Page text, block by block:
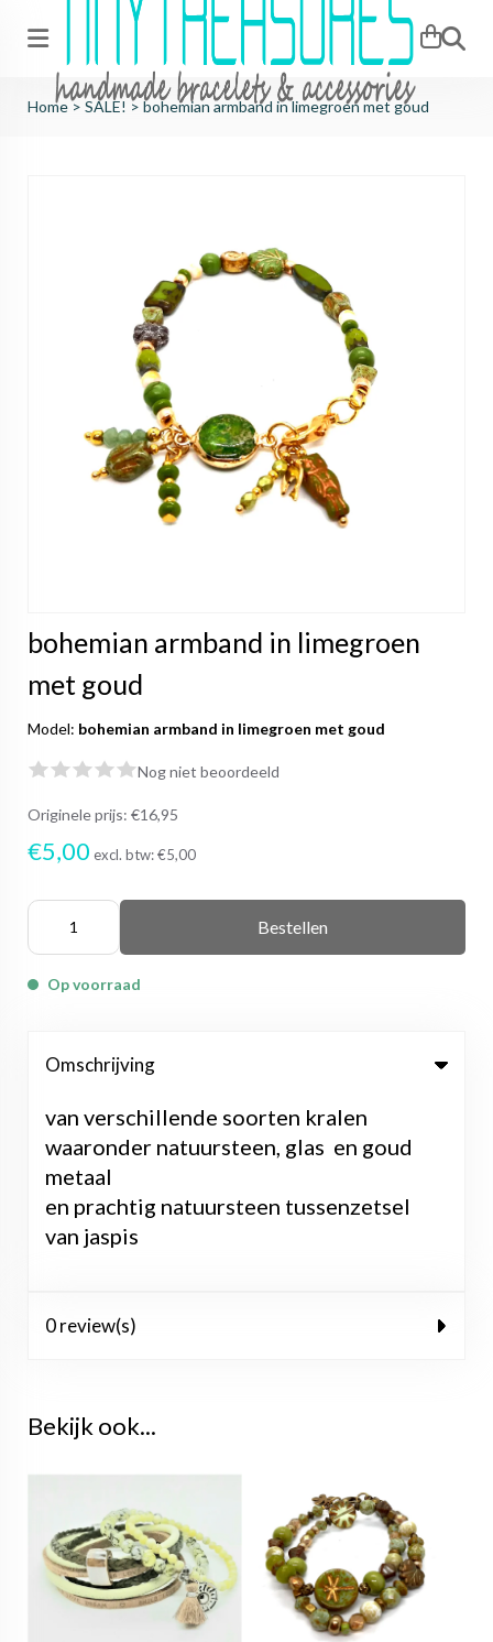
Zoeken
Home> SALE! > bohemian armband in limegroen met goud
bohemian armband in limegroen
met goud
Model: bohemian armband in limegroen met goud
Nog niet beoordeeld
Originele prijs: €16,95
€5,00 excl. btw:€5,00
Bestellen
Op voorraad
Omschrijving
van verschillende soorten kralen
waaronder natuursteen, glas en goud
metaal
en prachtig natuursteen tussenzetsel
van jaspis
0 review(s)
Bekijk ook...